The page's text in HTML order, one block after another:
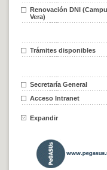
Renovación DNI
Vera)
Trámites disponibles
Secretaría General
Acceso Intranet
Expandir